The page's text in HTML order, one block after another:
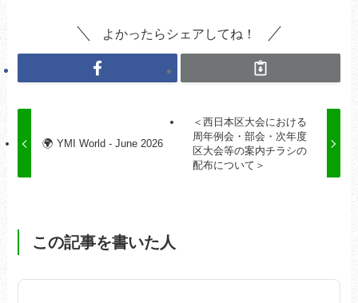
よかったらシェアしてね！
🌍 YMI World - June 2026
＜西日本区大会における
周年例会・部会・次年度
区大会等の案内チラシの
配布について＞
この記事を書いた人